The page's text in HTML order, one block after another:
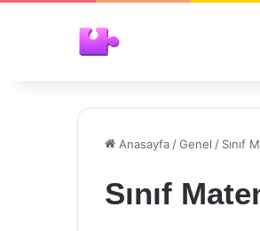
Anasayfa /Genel / Sınıf
Sınıf